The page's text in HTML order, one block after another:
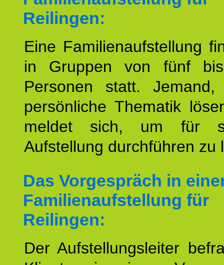
Reilingen:
Eine Familienaufstellung
in Gruppen von fünf
Personen statt.
persönliche Thematik
meldet sich, um für
Aufstellung durchführen zu
Das Vorgespräch in
Familienaufstellung für
Reilingen:
Der Aufstellungsleiter